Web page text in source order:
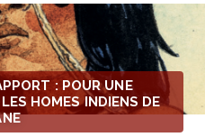
: POUR UNE
HOMES INDIENS DE